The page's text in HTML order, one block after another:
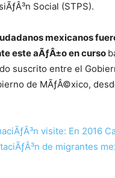
Social (STPS).
mexicanos
este aÃƒÂ±o en curso
suscrito entre el
de MÃƒÂ©xico,
visite: En 2016
de migrantes